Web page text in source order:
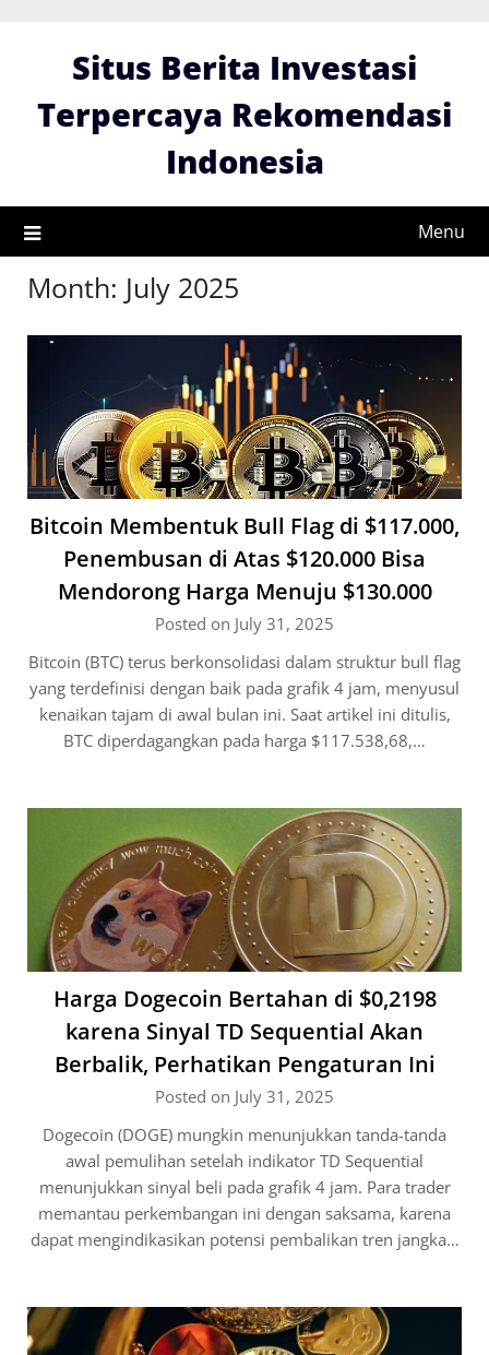
Situs Berita Investasi
Terpercaya Rekomendasi
Indonesia
Menu
Month: July 2025
Bitcoin Membentuk Bull Flag di $117.000,
Penembusan di Atas $120.000 Bisa
Mendorong Harga Menuju $130.000
Posted on July 31, 2025
Bitcoin (BTC) terus berkonsolidasi dalam struktur bull flag
yang terdefinisi dengan baik pada grafik 4 jam, menyusul
kenaikan tajam di awal bulan ini. Saat artikel ini ditulis,
BTC diperdagangkan pada harga $117.538,68,…
Harga Dogecoin Bertahan di $0,2198
karena Sinyal TD Sequential Akan
Berbalik, Perhatikan Pengaturan Ini
Posted on July 31, 2025
Dogecoin (DOGE) mungkin menunjukkan tanda-tanda
awal pemulihan setelah indikator TD Sequential
menunjukkan sinyal beli pada grafik 4 jam. Para trader
memantau perkembangan ini dengan saksama, karena
dapat mengindikasikan potensi pembalikan tren jangka…